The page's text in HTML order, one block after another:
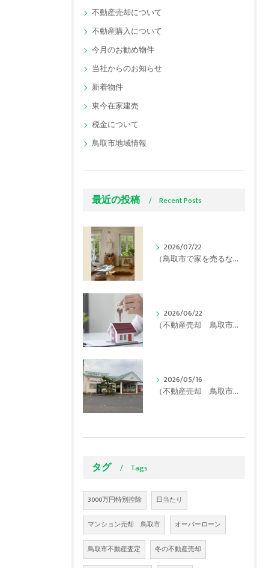
不動産売却について
不動産購入について
今月のお勧め物件
当社からのお知らせ
新着物件
東今在家建売
税金について
鳥取市地域情報
最近の投稿 Recent Posts
2026/07/22
（鳥取市で家を売るなら）連日の猛暑でも「内覧で好印象」を与える夏の不動産売却テクニック
2026/06/22
（不動産売却 鳥取市）【2026年最新】鳥取市で実家が「空き家」に…使える補助金と損をしないための対策をプロが解説！
2026/05/16
（不動産売却 鳥取市）【実は超優秀！】住みたい街「湖山」の秘密は駅にあった！？
タグ Tags
3000万円特別控除 日当たり
マンション売却 鳥取市 オーバーローン
鳥取市不動産査定 冬の不動産売却